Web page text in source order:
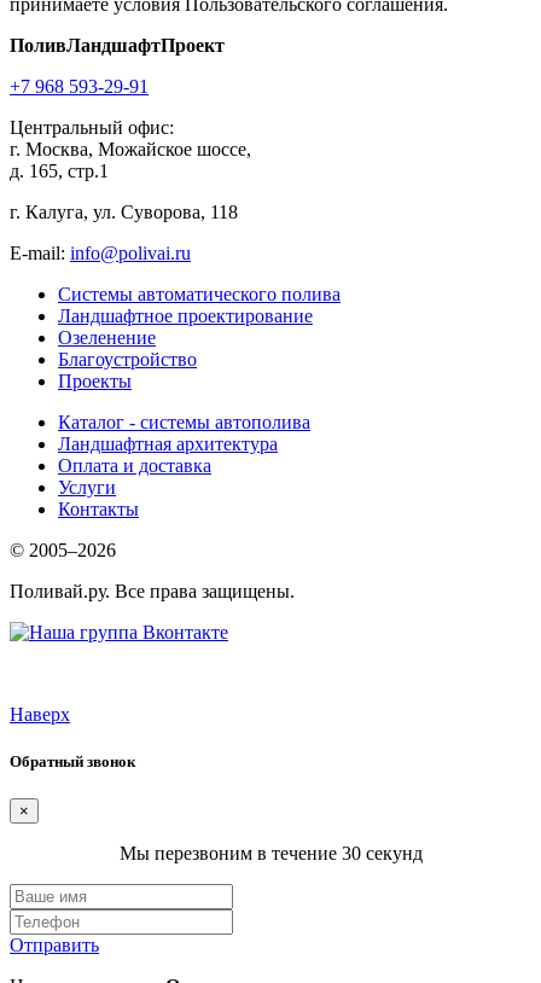
ПоливЛандшафтПроект
+7 968 593-29-91
Центральный офис:
г. Москва, Можайское шоссе,
д. 165, стр.1
г. Калуга, ул. Суворова, 118
E-mail: info@polivai.ru
Системы автоматического полива
Ландшафтное проектирование
Озеленение
Благоустройство
Проекты
Каталог - системы автополива
Ландшафтная архитектура
Оплата и доставка
Услуги
Контакты
© 2005–2026
Поливай.ру. Все права защищены.
Наверх
Обратный звонок
×
Мы перезвоним в течение 30 секунд
Отправить